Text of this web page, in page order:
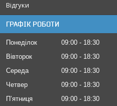
Відгуки
ГРАФІК РОБОТИ
Понеділок 09:00
18:30
Вівторок
09:00
18:30
Середа
09:00
18:30
Четвер
09:00
18:30
Пʼятниця
09:00
18:30